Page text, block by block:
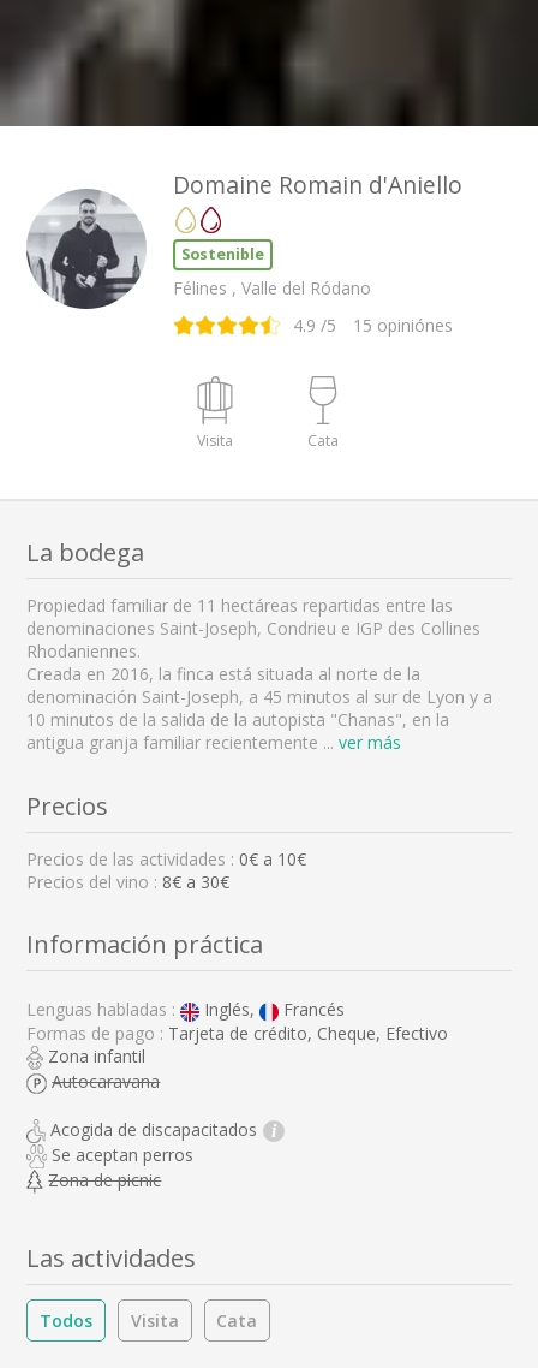
Domaine Romain d'Aniello
Sostenible
Félines , Valle del Ródano
4.9 /5 15 opiniónes
Visita Cata
La bodega
Propiedad familiar de 11 hectáreas repartidas entre las
denominaciones Saint-Joseph, Condrieu e IGP des Collines
Rhodaniennes.
Creada en 2016, la finca está situada al norte de la
denominación Saint-Joseph, a 45 minutos al sur de Lyon y a
10 minutos de la salida de la autopista "Chanas", en la
antigua granja familiar recientemente ... ver más
Precios
Precios de las actividades : 0€ a 10€
Precios del vino : 8€ a 30€
Información práctica
Lenguas habladas : Inglés,
Francés
Formas de pago : Tarjeta de crédito, Cheque, Efectivo
Zona infantil
Autocaravana
Acogida de discapacitados i
Se aceptan perros
Zona de picnic
Las actividades
Todos Visita Cata